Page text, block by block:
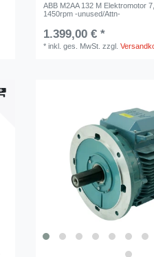
ABB M2AA 132 M Elektromotor
1450rpm -unused/Attn-
1.399,00 € *
*inkl. ges. MwSt. zzgl.